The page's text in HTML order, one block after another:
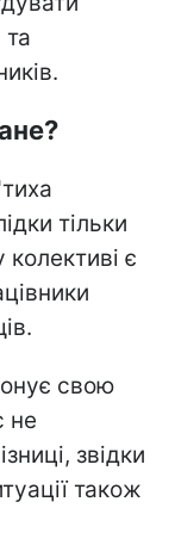
та
тільки
колективі є
свою
не
звідки
також